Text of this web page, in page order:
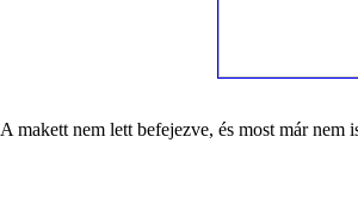
A makett nem lett befejezve, és most már